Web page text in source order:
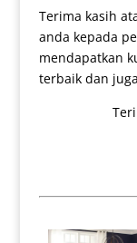
Terima kasih
anda kepada
mendapatkan
terbaik dan